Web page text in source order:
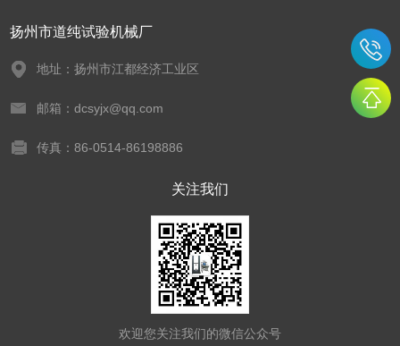
扬州市道纯试验机械厂
地址：扬州市江都经济工业区
邮箱：dcsyjx@qq.com
传真：86-0514-86198886
关注我们
欢迎您关注我们的微信公众号